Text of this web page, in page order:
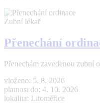
Zubní lékař
Přenechání
Přenechám zavedenou zubní
vloženo: 5. 8. 2026
platnost do: 4. 10. 2026
lokalita: Litoměřice